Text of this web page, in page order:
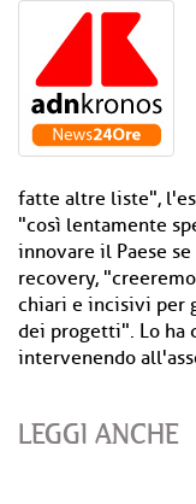
fatte altre liste",
"così lentamente
innovare il Paese
recovery,
chiari e incisivi per
dei progetti". Lo ha
intervenendo
LEGGI ANCHE